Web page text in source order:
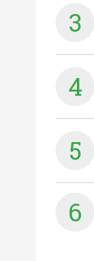
3
4
5
6